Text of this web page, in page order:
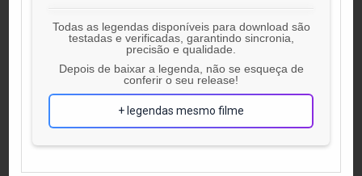
Todas as legendas disponíveis para download são
testadas e verificadas, garantindo sincronia,
precisão e qualidade.
Depois de baixar a legenda, não se esqueça de
conferir o seu release!
+ legendas mesmo filme